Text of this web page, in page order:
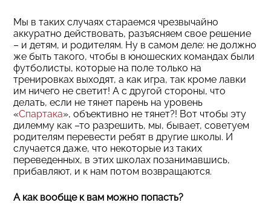
Мы в таких случаях стараемся чрезвычайно
аккуратно действовать, разъясняем свое решение
– и детям, и родителям. Ну в самом деле: не должно
же быть такого, чтобы в юношеских командах были
футболисты, которые на поле только на
тренировках выходят, а как игра, так кроме лавки
им ничего не светит! А с другой стороны, что
делать, если не тянет парень на уровень
«Спартака», объективно не тянет?! Вот чтобы эту
дилемму как –то разрешить, мы, бывает, советуем
родителям перевести ребят в другие школы. И
случается даже, что некоторые из таких
переведенных, в этих школах позанимавшись,
прибавляют, и к нам потом возвращаются.
А как вообще к вам можно попасть?